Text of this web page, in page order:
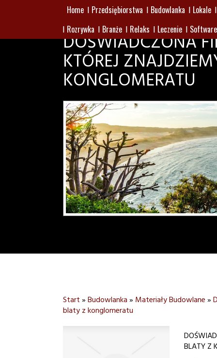
Home Przedsiębiorstwa Budowlanka
Lokale
Rozrywka
Branże Relaks Leczenie Software
DOŚWIADCZONA
KTÓREJ
KONGLOMERATU
Start»Budowlanka» Materiały Budowlane»
blaty z konglomeratu
BLATY Z